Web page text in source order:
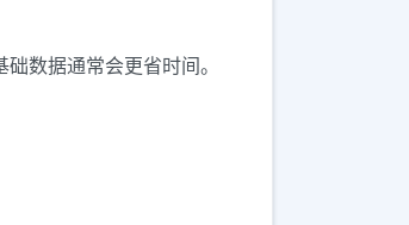
数据通常会更省时间。